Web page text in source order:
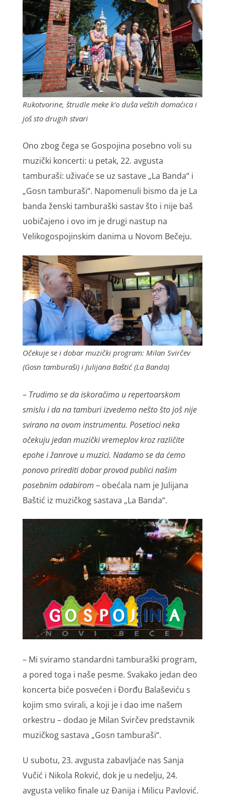
Rukotvorine, štrudle meke k’o duša veštih domaćica i
još sto drugih stvari
Ono zbog čega se Gospojina posebno voli su
muzički koncerti: u petak, 22. avgusta
tamburaši: uživaće se uz sastave „La Banda“ i
„Gosn tamburaši“. Napomenuli bismo da je La
banda ženski tamburaški sastav što i nije baš
uobičajeno i ovo im je drugi nastup na
Velikogospojinskim danima u Novom Bečeju.
Očekuje se i dobar muzički program: Milan Svirčev
(Gosn tamburaši) i Julijana Baštić (La Banda)
– Trudimo se da iskoračimo u repertoarskom
smislu i da na tamburi izvedemo nešto što još nije
svirano na ovom instrumentu. Posetioci neka
očekuju jedan muzički vremeplov kroz različite
epohe i žanrove u muzici. Nadamo se da ćemo
ponovo prirediti dobar provod publici našim
posebnim odabirom – obećala nam je Julijana
Baštić iz muzičkog sastava „La Banda“.
– Mi sviramo standardni tamburaški program,
a pored toga i naše pesme. Svakako jedan deo
koncerta biće posvećen i Đorđu Balaševiću s
kojim smo svirali, a koji je i dao ime našem
orkestru – dodao je Milan Svirčev predstavnik
muzičkog sastava „Gosn tamburaši“.
U subotu, 23. avgusta zabavljaće nas Sanja
Vučić i Nikola Rokvić, dok je u nedelju, 24.
avgusta veliko finale uz Đanija i Milicu Pavlović.